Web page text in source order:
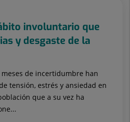
involuntario que
y desgaste de la
de incertidumbre han
tensión, estrés y ansiedad en
que a su vez ha